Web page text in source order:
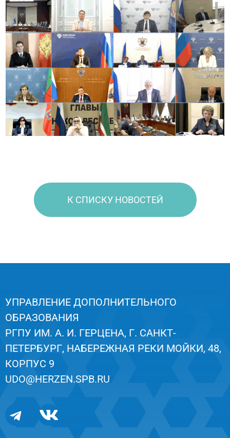
К СПИСКУ НОВОСТЕЙ
УПРАВЛЕНИЕ ДОПОЛНИТЕЛЬНОГО
ОБРАЗОВАНИЯ
РГПУ ИМ. А. И. ГЕРЦЕНА, Г. САНКТ-
ПЕТЕРБУРГ, НАБЕРЕЖНАЯ РЕКИ МОЙКИ, 48,
КОРПУС 9
UDO@HERZEN.SPB.RU